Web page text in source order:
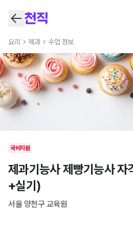
요리 제과 수업 정보
국비지원
제과기능사 제빵기능사 자
+실기)
서울 양천구 교육원